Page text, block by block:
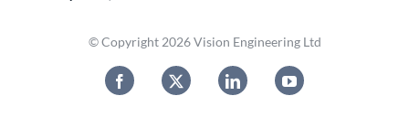
© Copyright 2026 Vision Engineering Ltd